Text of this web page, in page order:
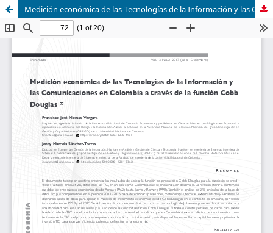
Medición económica de las Tecnologías de la Información y las Comunicaciones en Colombia a través de la función Cobb Douglas